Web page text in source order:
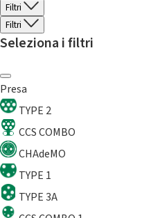
Filtri
Filtri
Seleziona i filtri
Presa
TYPE 2
CCS COMBO
CHAdeMO
TYPE 1
TYPE 3A